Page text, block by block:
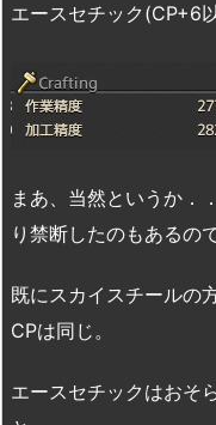
エースセチック(CP+6
まあ、当然というか．
り禁断したのもあるの
既にスカイスチールの
CPは同じ。
エースセチックはおそ